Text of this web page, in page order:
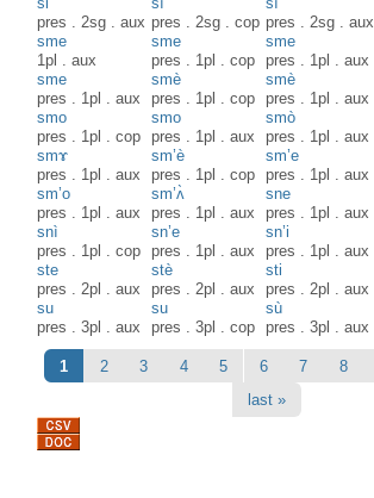
pres .2sg .aux pres .2sg .cop pres .2sg .aux
sme
1pl .aux
sme
pres . 1pl .cop
sme
pres . 1pl .aux
sme
pres . 1pl .aux
smè
pres . 1pl .cop
smè
pres . 1pl .aux
smo
pres . 1pl .cop
smo
pres . 1pl .aux
smò
pres . 1pl .aux
smɤ
pres . 1pl .aux
sm’è
pres . 1pl .cop
sm’e
pres . 1pl .aux
sm’o
pres . 1pl .aux
sm’ʌ̀
pres . 1pl .aux
sne
pres . 1pl .aux
snì
pres . 1pl .cop
sn’e
pres . 1pl .aux
sn’i
pres . 1pl .aux
ste
pres .2pl .aux
stè
pres .2pl .aux
sti
pres .2pl .aux
su
pres .3pl .aux
su
pres .3pl .cop
sù
pres .3pl .aux
Pages
1 2 3 4 5 6 7 8
last »